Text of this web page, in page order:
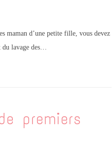
maman d’une petite fille, vous devez
lavage des…
premiers